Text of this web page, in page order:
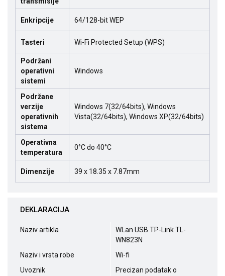
Enkripcije 64/128-bit WEP
Tasteri Wi-Fi Protected Setup (WPS)
Podržani
operativni
sistemi
Windows
Podržane
verzije
operativnih
sistema
Windows 7(32/64bits), Windows
Vista(32/64bits), Windows XP(32/64bits)
Operativna
temperatura
0°C do 40°C
Dimenzije 39 x 18.35 x 7.87mm
DEKLARACIJA
Naziv artikla
WLan USB TP-Link TL-
WN823N
Naziv i vrsta robe
Wi-fi
Uvoznik
Precizan podatak o